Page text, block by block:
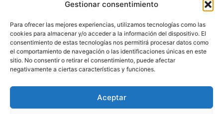
Gestionar consentimiento
Para ofrecer las mejores experiencias, utilizamos tecnologías como las
cookies para almacenar y/o acceder a la información del dispositivo. El
consentimiento de estas tecnologías nos permitirá procesar datos como
el comportamiento de navegación o las identificaciones únicas en este
sitio. No consentir o retirar el consentimiento, puede afectar
negativamente a ciertas características y funciones.
Aceptar
Contacto